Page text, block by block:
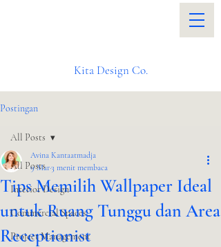
Kita Design Co.
Postingan
All Posts
Interior Design
Commercial Spaces
Project Management
All Posts
Tips Memilih Wallpaper Ideal
untuk Ruang Tunggu dan Area
Receptionist
Avina Kantaatmadja
9 Mar3 menit membaca